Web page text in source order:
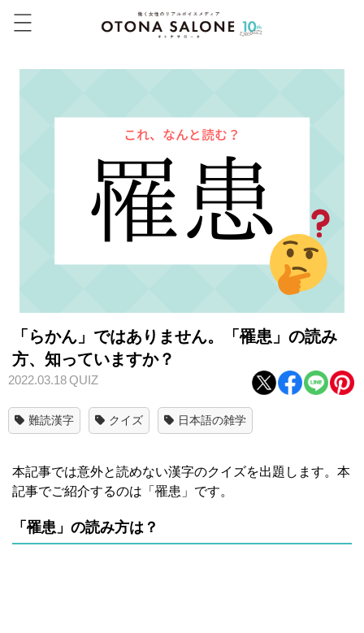
「らかん」ではありません。「罹患」の読み
方、知っていますか？
2022.03.18QUIZ
難読漢字 クイズ 日本語の雑学
本記事では意外と読めない漢字のクイズを出題します。本
記事でご紹介するのは「罹患」です。
「罹患」の読み方は？